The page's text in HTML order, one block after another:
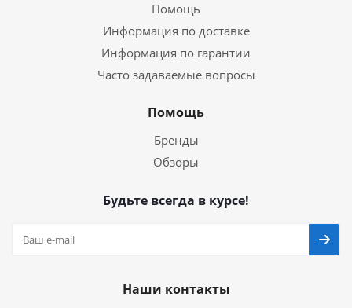
Помощь
Информация по доставке
Информация по гарантии
Часто задаваемые вопросы
Помощь
Бренды
Обзоры
Будьте всегда в курсе!
Наши контакты